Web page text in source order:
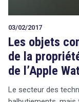
03/02/2017
Les objets
de la
de l’Apple
Le secteur des